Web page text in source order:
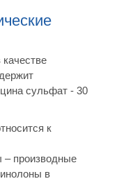
сульфат - 30
к
– производные
в